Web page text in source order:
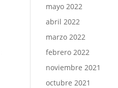
mayo 2022
abril 2022
marzo 2022
febrero 2022
noviembre 2021
octubre 2021